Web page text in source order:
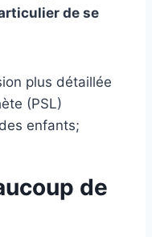
de se
plus détaillée
(PSL)
enfants;
de